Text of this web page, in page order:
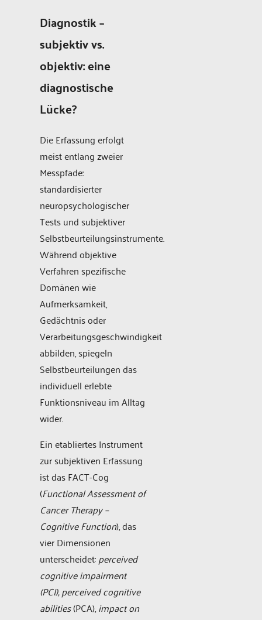
Diagnostik –
subjektiv vs.
objektiv: eine
diagnostische
Lücke?
Die Erfassung erfolgt
meist entlang zweier
Messpfade:
standardisierter
neuropsychologischer
Tests und subjektiver
Selbstbeurteilungsinstrumente.
Während objektive
Verfahren spezifische
Domänen wie
Aufmerksamkeit,
Gedächtnis oder
Verarbeitungsgeschwindigkeit
abbilden, spiegeln
Selbstbeurteilungen das
individuell erlebte
Funktionsniveau im Alltag
wider.
Ein etabliertes Instrument
zur subjektiven Erfassung
ist das FACT-Cog
(Functional Assessment of
Cancer Therapy –
Cognitive Function), das
vier Dimensionen
unterscheidet:perceived
cognitive impairment
(PCI), perceived cognitive
abilities(PCA),impact on